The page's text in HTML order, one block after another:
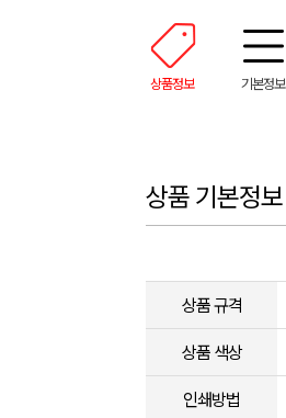
상품정보 기본정보
상품 기본정보
상품 규격
상품 색상
인쇄방법